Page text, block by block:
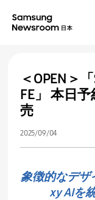
＜OPEN＞
FE」 本日
売
2025/09/04
象徴的なデザ
xy AIを